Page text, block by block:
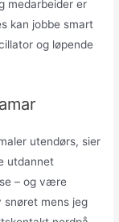
medarbeider er
kan jobbe smart
og løpende
utendørs, sier
utdannet
– og være
snøret mens jeg